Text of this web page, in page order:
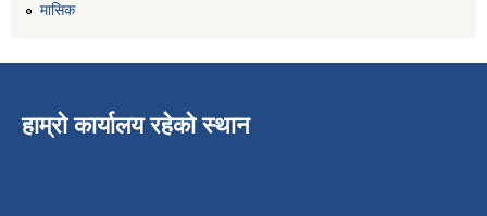
मासिक
हाम्रो कार्यालय रहेको स्थान